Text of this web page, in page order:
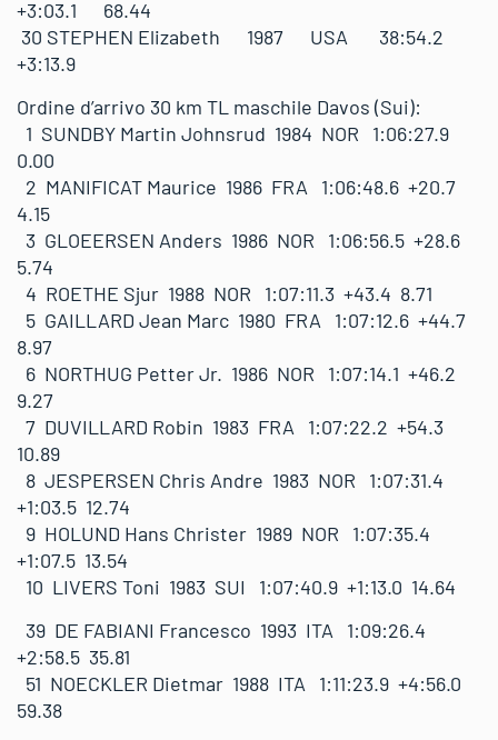
+3:03.1 68.44
30 STEPHEN Elizabeth 1987 USA 38:54.2
+3:13.9
Ordine d’arrivo 30 km TL maschile Davos (Sui):
1 SUNDBY Martin Johnsrud 1984 NOR 1:06:27.9
0.00
2 MANIFICAT Maurice 1986 FRA 1:06:48.6 +20.7
4.15
3 GLOEERSEN Anders 1986 NOR 1:06:56.5 +28.6
5.74
4 ROETHE Sjur 1988 NOR 1:07:11.3 +43.4 8.71
5 GAILLARD Jean Marc 1980 FRA 1:07:12.6 +44.7
8.97
6 NORTHUG Petter Jr. 1986 NOR 1:07:14.1 +46.2
9.27
7 DUVILLARD Robin 1983 FRA 1:07:22.2 +54.3
10.89
8 JESPERSEN Chris Andre 1983 NOR 1:07:31.4
+1:03.5 12.74
9 HOLUND Hans Christer 1989 NOR 1:07:35.4
+1:07.5 13.54
10 LIVERS Toni 1983 SUI 1:07:40.9 +1:13.0 14.64
39 DE FABIANI Francesco 1993 ITA 1:09:26.4
+2:58.5 35.81
51 NOECKLER Dietmar 1988 ITA 1:11:23.9 +4:56.0
59.38